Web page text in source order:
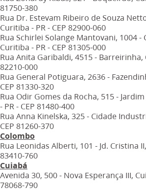
81750-380
Rua Dr. Estevam Ribeiro de Souza
Curitiba - PR - CEP 82900-060
Rua Schirlei Solange Mantovani, 1004
Curitiba - PR - CEP 81305-000
Rua Anita Garibaldi, 4515 - Barreirinha,
82210-000
Rua General Potiguara, 2636 -
CEP 81330-320
Rua Odir Gomes da Rocha, 515 -
- PR - CEP 81480-400
Rua Anna Kinelska, 325 - Cidade
CEP 81260-370
Colombo
Rua Leonidas Alberti, 101 - Jd. Cristina
83410-760
Cuiabá
Avenida 30, 500 - Nova Esperança III,
78068-790